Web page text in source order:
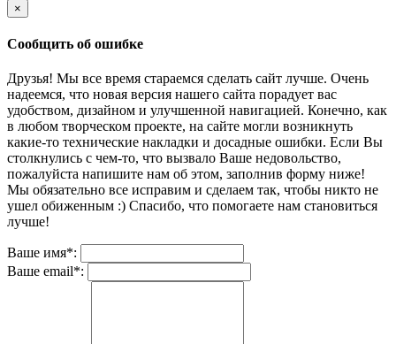
×
Сообщить об ошибке
Друзья! Мы все время стараемся сделать сайт лучше. Очень
надеемся, что новая версия нашего сайта порадует вас
удобством, дизайном и улучшенной навигацией. Конечно, как
в любом творческом проекте, на сайте могли возникнуть
какие-то технические накладки и досадные ошибки. Если Вы
столкнулись с чем-то, что вызвало Ваше недовольство,
пожалуйста напишите нам об этом, заполнив форму ниже!
Мы обязательно все исправим и сделаем так, чтобы никто не
ушел обиженным :) Спасибо, что помогаете нам становиться
лучше!
Ваше имя*:
Ваше email*: